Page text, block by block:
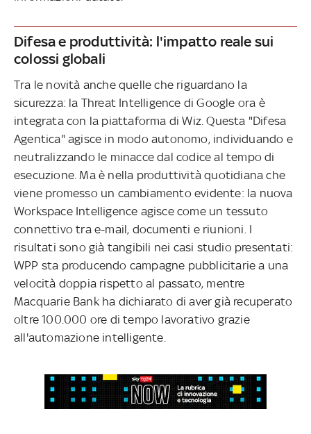
Difesa e produttività: l'impatto reale sui
colossi globali
Tra le novità anche quelle che riguardano la
sicurezza: la Threat Intelligence di Google ora è
integrata con la piattaforma di Wiz. Questa "Difesa
Agentica" agisce in modo autonomo, individuando e
neutralizzando le minacce dal codice al tempo di
esecuzione. Ma è nella produttività quotidiana che
viene promesso un cambiamento evidente: la nuova
Workspace Intelligence agisce come un tessuto
connettivo tra e-mail, documenti e riunioni. I
risultati sono già tangibili nei casi studio presentati:
WPP sta producendo campagne pubblicitarie a una
velocità doppia rispetto al passato, mentre
Macquarie Bank ha dichiarato di aver già recuperato
oltre 100.000 ore di tempo lavorativo grazie
all'automazione intelligente.